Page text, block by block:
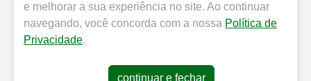
Os preços e condições da loja virtual estão sujeitos a
alterações. Em caso de divergência de preços no site, o
valor válido é o do Carrinho de Compra. Não vendemos
atender compras de grandes volumes pelo site.
e melhorar a sua experiência no site. Ao continuar
navegando, você concorda com a nossa Política de
Privacidade.
continuar e fechar